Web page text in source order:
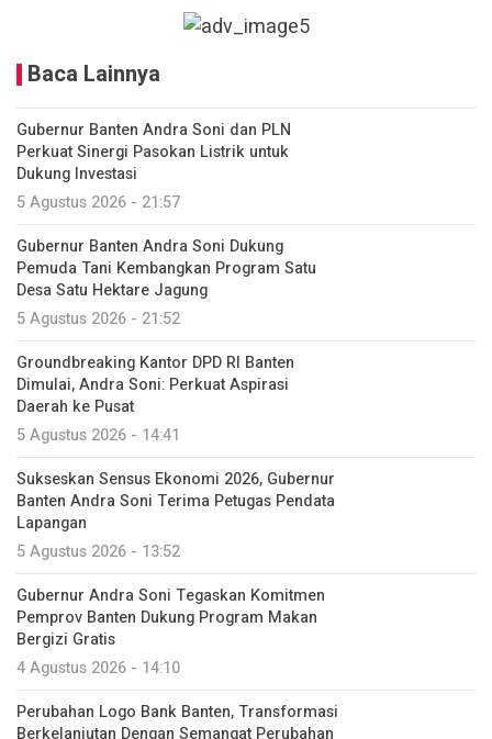
Baca Lainnya
Gubernur Banten Andra Soni dan PLN
Perkuat Sinergi Pasokan Listrik untuk
Dukung Investasi
5 Agustus 2026 - 21:57
Gubernur Banten Andra Soni Dukung
Pemuda Tani Kembangkan Program Satu
Desa Satu Hektare Jagung
5 Agustus 2026 - 21:52
Groundbreaking Kantor DPD RI Banten
Dimulai, Andra Soni: Perkuat Aspirasi
Daerah ke Pusat
5 Agustus 2026 - 14:41
Sukseskan Sensus Ekonomi 2026, Gubernur
Banten Andra Soni Terima Petugas Pendata
Lapangan
5 Agustus 2026 - 13:52
Gubernur Andra Soni Tegaskan Komitmen
Pemprov Banten Dukung Program Makan
Bergizi Gratis
4 Agustus 2026 - 14:10
Perubahan Logo Bank Banten, Transformasi
Berkelanjutan Dengan Semangat Perubahan